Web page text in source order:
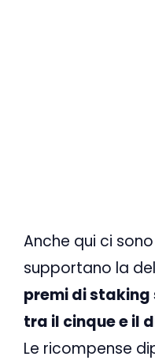
Anche qui ci
supportano la
premi di
tra il cinque e il
Le ricompense